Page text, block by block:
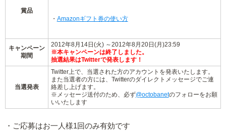
賞品
・ Amazonギフト券の使い方
キャンペーン
期間
2012年8月14日(火) ～2012年8月20日(月)23:59
※本キャンペーンは終了しました。
抽選結果はTwitterで発表します！
当選発表
Twitter上で、当選された方のアカウントを発表いたします。
また当選者の方には、Twitterのダイレクトメッセージでご連
絡差し上げます。
※メッセージ送付のため、必ず@octobanetのフォローをお願
いいたします
・ご応募はお一人様1回のみ有効です